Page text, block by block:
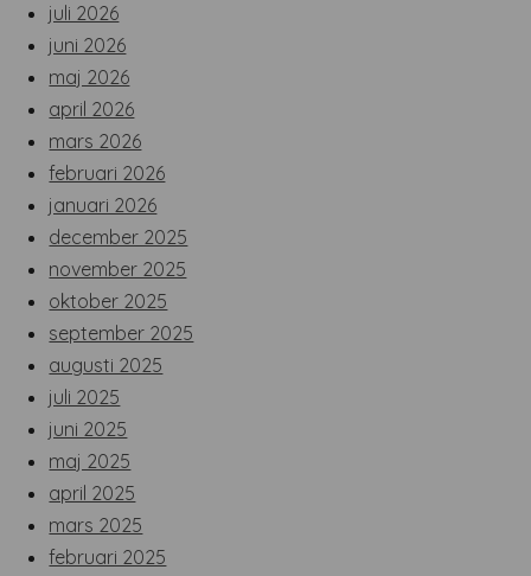
juli 2026
juni 2026
maj 2026
april 2026
mars 2026
februari 2026
januari 2026
december 2025
november 2025
oktober 2025
september 2025
augusti 2025
juli 2025
juni 2025
maj 2025
april 2025
mars 2025
februari 2025